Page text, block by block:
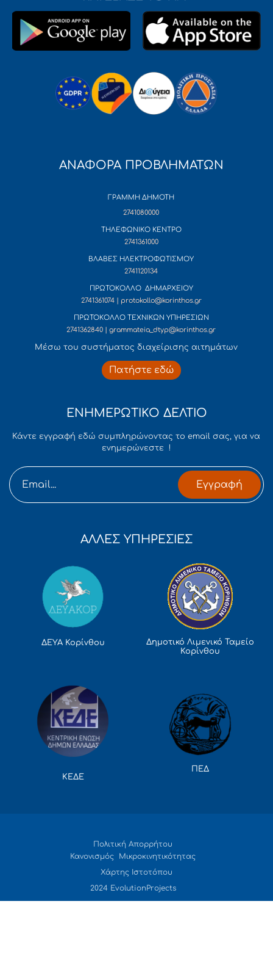
ΑΝΑΦΟΡΑ ΠΡΟΒΛΗΜΑΤΩΝ
ΓΡΑΜΜΗ ΔΗΜΟΤΗ
2741080000
ΤΗΛΕΦΩΝΙΚΟ ΚΕΝΤΡΟ
2741361000
ΒΛΑΒΕΣ ΗΛΕΚΤΡΟΦΩΤΙΣΜΟΥ
2741120134
ΠΡΩΤΟΚΟΛΛΟ ΔΗΜΑΡΧΕΙΟΥ
2741361074 | protokollo@korinthos.gr
ΠΡΩΤΟΚΟΛΛΟ ΤΕΧΝΙΚΩΝ ΥΠΗΡΕΣΙΩΝ
2741362840 | grammateia_dtyp@korinthos.gr
Mέσω του συστήματος διαχείρισης αιτημάτων
Πατήστε εδώ
ΕΝΗΜΕΡΩΤΙΚΟ ΔΕΛΤΙΟ
Κάντε εγγραφή εδώ συμπληρώνοντας το email σας, για να
ενημερώνεστε !
Εγγραφή
ΑΛΛΕΣ ΥΠΗΡΕΣΙΕΣ
ΔΕΥΑ Κορίνθου
Δημοτικό Λιμενικό Ταμείο
Κορίνθου
ΚΕΔΕ
ΠΕΔ
Πολιτική Απορρήτου
Κανονισμός Μικροκινητικότητας
Χάρτης Ιστοτόπου
2024 EvolutionProjects